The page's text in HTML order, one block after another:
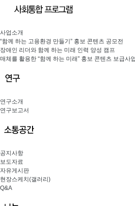
사업소개
“함께 하는 고용환경 만들기” 홍보 콘텐츠 공모전
장애인 리더와 함께 하는 미래 인력 양성 캠프
매체를 활용한 “함께 하는 미래” 홍보 콘텐츠 보급사업
연구소개
연구보고서
공지사항
보도자료
자유게시판
현장스케치(갤러리)
Q&A